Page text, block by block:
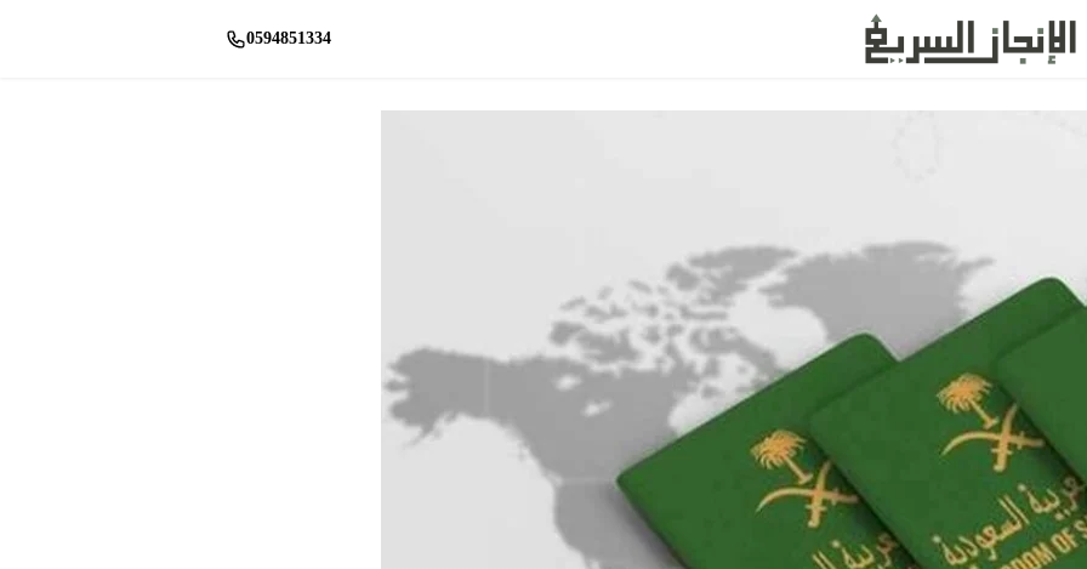
0594851334